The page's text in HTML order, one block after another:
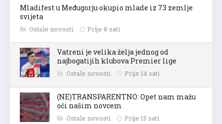
Mladifest u Međugorju okupio mlade iz 73 zemlje
svijeta
Ostale novosti Prije 8 sati
Vatreni je velika želja jednog od
najbogatijih klubova Premier lige
Ostale novosti Prije 14 sati
(NE)TRANSPARENTNO: Opet nam mažu
oči našim novcem
Ostale novosti Prije 15 sati